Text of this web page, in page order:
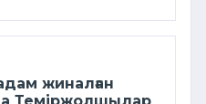
жиналған
Теміржолшылар